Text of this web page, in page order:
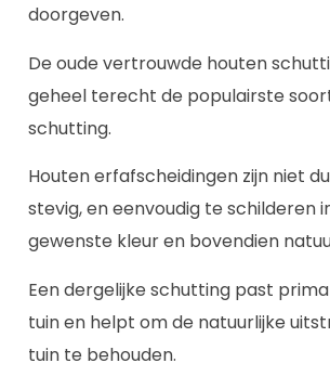
doorgeven.
De oude vertrouwde houten
geheel terecht de populairste
schutting.
Houten erfafscheidingen zijn niet
stevig, en eenvoudig te schilderen
gewenste kleur en bovendien
Een dergelijke schutting past
tuin en helpt om de natuurlijke
tuin te behouden.